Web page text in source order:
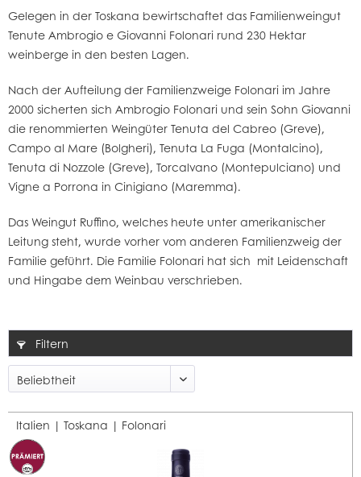
Gelegen in der Toskana bewirtschaftet das Familienweingut
Tenute Ambrogio e Giovanni Folonari rund 230 Hektar
weinberge in den besten Lagen.
Nach der Aufteilung der Familienzweige Folonari im Jahre
2000 sicherten sich Ambrogio Folonari und sein Sohn Giovanni
die renommierten Weingüter Tenuta del Cabreo (Greve),
Campo al Mare (Bolgheri), Tenuta La Fuga (Montalcino),
Tenuta di Nozzole (Greve), Torcalvano (Montepulciano) und
Vigne a Porrona in Cinigiano (Maremma).
Das Weingut Ruffino, welches heute unter amerikanischer
Leitung steht, wurde vorher vom anderen Familienzweig der
Familie geführt. Die Familie Folonari hat sich mit Leidenschaft
und Hingabe dem Weinbau verschrieben.
Filtern
Italien | Toskana | Folonari